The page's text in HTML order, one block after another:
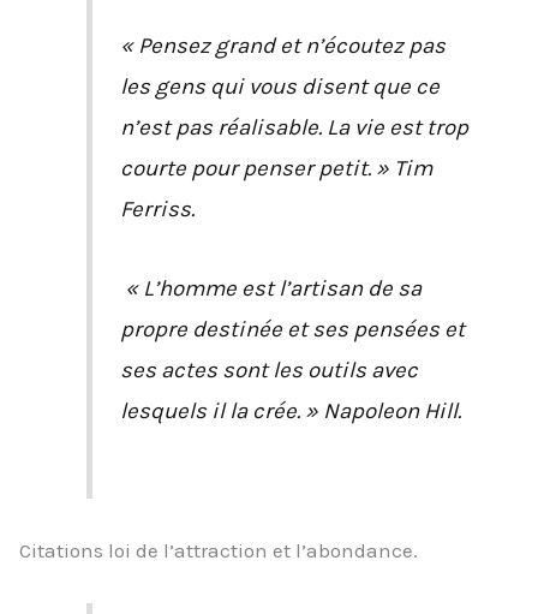
« Pensez grand et n’écoutez pas
les gens qui vous disent que ce
n’est pas réalisable. La vie est trop
courte pour penser petit. » Tim
Ferriss.
« L’homme est l’artisan de sa
propre destinée et ses pensées et
ses actes sont les outils avec
lesquels il la crée. » Napoleon Hill.
Citations loi de l’attraction et l’abondance.